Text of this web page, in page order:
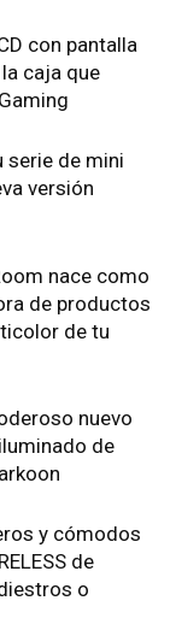
con pantalla
caja que
serie de mini
versión
nace como
de productos
de tu
nuevo
de
y cómodos
de
o